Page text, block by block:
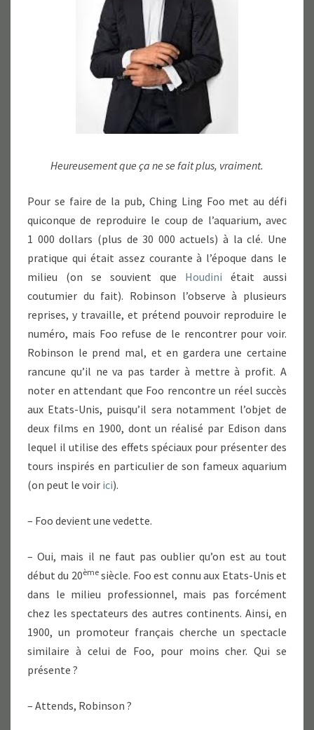
Heureusement que ça ne se fait plus, vraiment.
Pour se faire de la pub, Ching Ling Foo met au défi
quiconque de reproduire le coup de l’aquarium, avec
1 000 dollars (plus de 30 000 actuels) à la clé. Une
pratique qui était assez courante à l’époque dans le
milieu (on se souvient que Houdini était aussi
coutumier du fait). Robinson l’observe à plusieurs
reprises, y travaille, et prétend pouvoir reproduire le
numéro, mais Foo refuse de le rencontrer pour voir.
Robinson le prend mal, et en gardera une certaine
rancune qu’il ne va pas tarder à mettre à profit. A
noter en attendant que Foo rencontre un réel succès
aux Etats-Unis, puisqu’il sera notamment l’objet de
deux films en 1900, dont un réalisé par Edison dans
lequel il utilise des effets spéciaux pour présenter des
tours inspirés en particulier de son fameux aquarium
(on peut le voir ici).
– Foo devient une vedette.
– Oui, mais il ne faut pas oublier qu’on est au tout
début du 20èmesiècle. Foo est connu aux Etats-Unis et
dans le milieu professionnel, mais pas forcément
chez les spectateurs des autres continents. Ainsi, en
1900, un promoteur français cherche un spectacle
similaire à celui de Foo, pour moins cher. Qui se
présente ?
– Attends, Robinson ?